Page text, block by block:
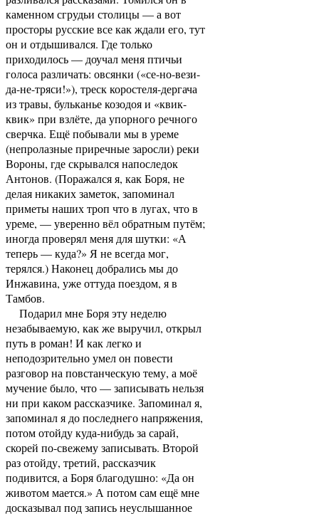
каменном сгрудьи столицы — а вот
просторы русские все как ждали его, тут
он и отдышивался. Где только
приходилось — доучал меня птичьи
голоса различать: овсянки («се-но-вези-
да-не-тряси!»), треск коростеля-дергача
из травы, бульканье козодоя и «квик-
квик» при взлёте, да упорного речного
сверчка. Ещё побывали мы в уреме
(непролазные приречные заросли) реки
Вороны, где скрывался напоследок
Антонов. (Поражался я, как Боря, не
делая никаких заметок, запоминал
приметы наших троп что в лугах, что в
уреме, — уверенно вёл обратным путём;
иногда проверял меня для шутки: «А
теперь — куда?» Я не всегда мог,
терялся.) Наконец добрались мы до
Инжавина, уже оттуда поездом, я в
Тамбов.
Подарил мне Боря эту неделю
незабываемую, как же выручил, открыл
путь в роман! И как легко и
неподозрительно умел он повести
разговор на повстанческую тему, а моё
мучение было, что — записывать нельзя
ни при каком рассказчике. Запоминал я,
запоминал я до последнего напряжения,
потом отойду куда-нибудь за сарай,
скорей по-свежему записывать. Второй
раз отойду, третий, рассказчик
подивится, а Боря благодушно: «Да он
животом мается.» А потом сам ещё мне
досказывал под запись неуслышанное